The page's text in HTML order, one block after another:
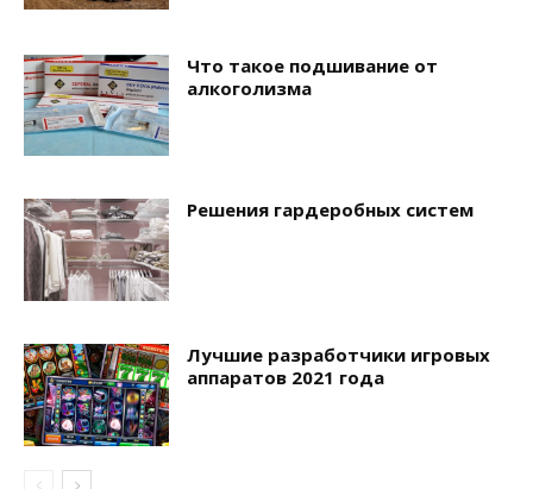
Что такое подшивание от
алкоголизма
Решения гардеробных систем
Лучшие разработчики игровых
аппаратов 2021 года